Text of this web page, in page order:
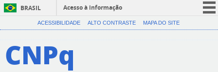
BRASIL
Acesso à informação
CORONAVÍRUS (COVID-19)
ACESSIBILIDADE ALTO CONTRASTE MAPA DO SITE
CNPq